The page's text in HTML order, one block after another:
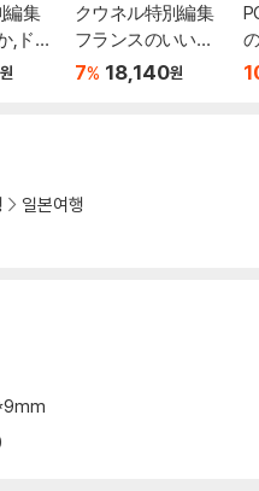
編集
,ド-
원
クウネル特別編集
フランスのいいモ
ノとライフスタイ
7% 18,140원
일본여행